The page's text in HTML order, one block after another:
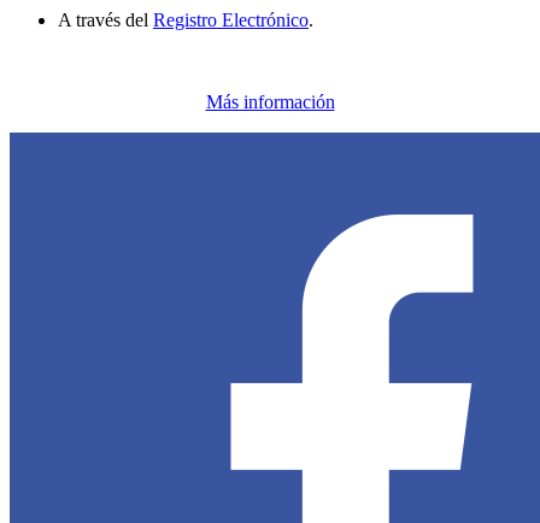
A través del Registro Electrónico.
Más información